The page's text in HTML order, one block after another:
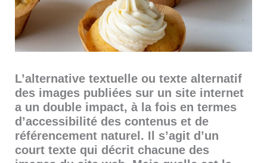
L’alternative textuelle ou texte alternatif
des images publiées sur un site internet
a un double impact, à la fois en termes
d’accessibilité des contenus et de
référencement naturel. Il s’agit d’un
court texte qui décrit chacune des